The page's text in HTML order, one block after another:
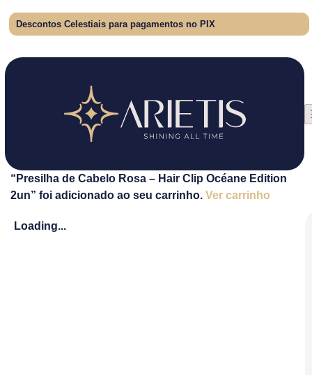
Descontos Celestiais para pagamentos no PIX
“Presilha de Cabelo Rosa – Hair Clip Océane Edition
2un” foi adicionado ao seu carrinho. Ver carrinho
Loading...